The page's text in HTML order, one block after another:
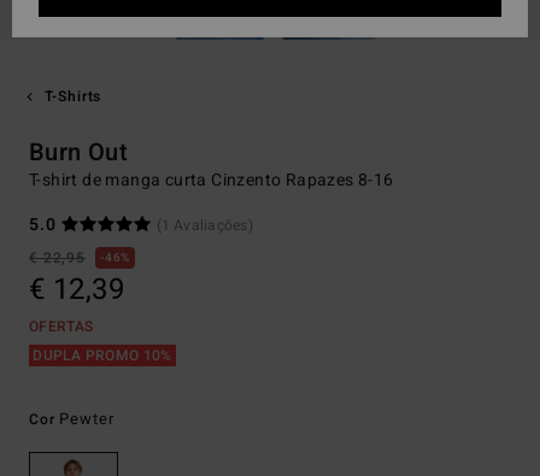
T-Shirts
Burn Out
T-shirt de manga curta Cinzento Rapazes 8-16
5.0
(1 Avaliações)
€ 22,95
46%
€ 12,39
OFERTAS
DUPLA PROMO 10%
Cor Pewter